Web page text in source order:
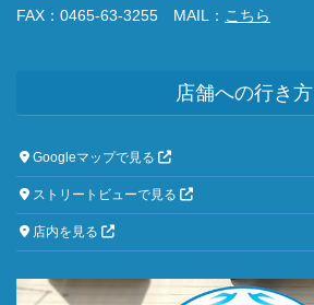
FAX：0465-63-3255 MAIL： こちら
店舗への行き方
Googleマップで見る
ストリートビューで見る
店内を見る